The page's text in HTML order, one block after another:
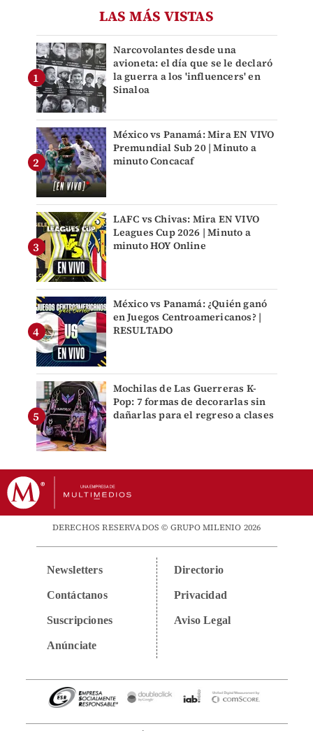
LAS MÁS VISTAS
Narcovolantes desde una
avioneta: el día que se le declaró
la guerra a los 'influencers' en
Sinaloa
México vs Panamá: Mira EN VIVO
Premundial Sub 20 | Minuto a
minuto Concacaf
LAFC vs Chivas: Mira EN VIVO
Leagues Cup 2026 | Minuto a
minuto HOY Online
México vs Panamá: ¿Quién ganó
en Juegos Centroamericanos? |
RESULTADO
Mochilas de Las Guerreras K-
Pop: 7 formas de decorarlas sin
dañarlas para el regreso a clases
DERECHOS RESERVADOS © GRUPO MILENIO 2026
Newsletters
Contáctanos
Suscripciones
Anúnciate
Directorio
Privacidad
Aviso Legal